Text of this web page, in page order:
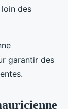
des
garantir des